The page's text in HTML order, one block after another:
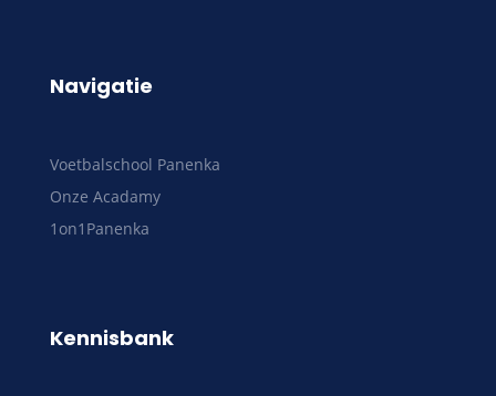
Navigatie
Voetbalschool Panenka
Onze Acadamy
1on1Panenka
Kennisbank